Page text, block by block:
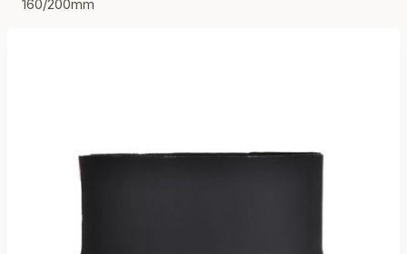
160/200mm